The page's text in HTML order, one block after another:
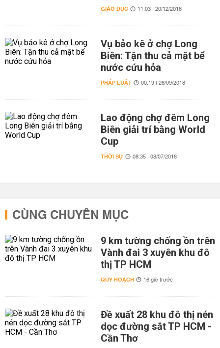
GIÁO DỤC 11:03 | 20/12/2018
Vụ bảo kê ở chợ Long
Biên: Tận thu cả mặt bể
nước cứu hỏa
PHÁP LUẬT 00:19 | 26/09/2018
Lao động chợ đêm Long
Biên giải trí bằng World
Cup
THỜI SỰ 08:35 | 08/07/2018
CÙNG CHUYÊN MỤC
9 km tường chống ồn trên
Vành đai 3 xuyên khu đô
thị TP HCM
QUY HOẠCH 16 giờ trước
Đề xuất 28 khu đô thị nén
dọc đường sắt TP HCM -
Cần Thơ